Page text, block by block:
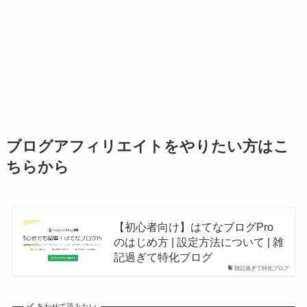
ブログアフィリエイトをやりたい方はこ
ちらから
雑記過ぎて特化ブログ
【初心者向け】はてなブログPro
のはじめ方 | 設定方法について | 雑
記過ぎて特化ブログ